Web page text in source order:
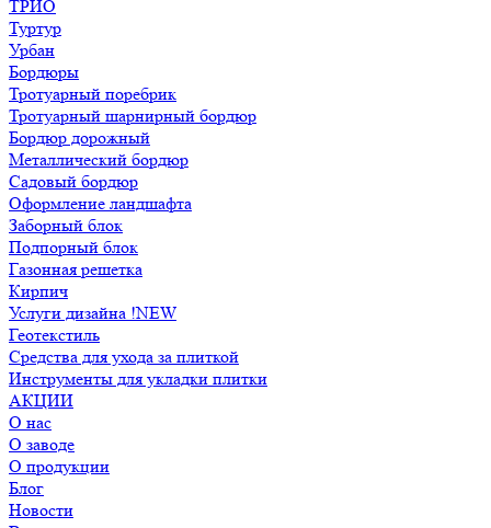
ТРИО
Туртур
Урбан
Бордюры
Тротуарный поребрик
Тротуарный шарнирный бордюр
Бордюр дорожный
Металлический бордюр
Садовый бордюр
Оформление ландшафта
Заборный блок
Подпорный блок
Газонная решетка
Кирпич
Услуги дизайна !NEW
Геотекстиль
Средства для ухода за плиткой
Инструменты для укладки плитки
АКЦИИ
О нас
О заводе
О продукции
Блог
Новости